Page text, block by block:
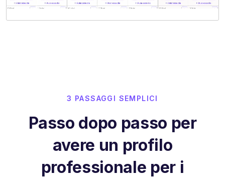
3 PASSAGGI SEMPLICI
Passo dopo passo per
avere un profilo
professionale per i